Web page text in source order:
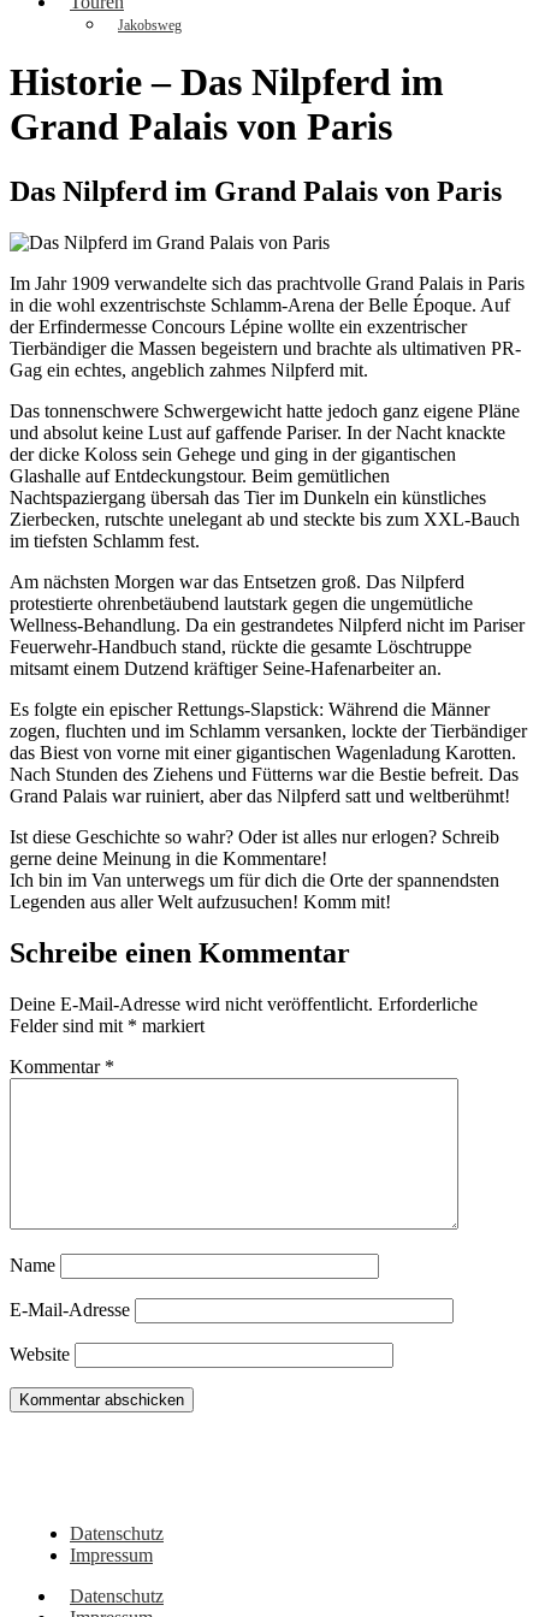
Jakobsweg
Historie – Das Nilpferd im
Grand Palais von Paris
Das Nilpferd im Grand Palais von Paris
Im Jahr 1909 verwandelte sich das prachtvolle Grand Palais in Paris
in die wohl exzentrischste Schlamm-Arena der Belle Époque. Auf
der Erfindermesse Concours Lépine wollte ein exzentrischer
Tierbändiger die Massen begeistern und brachte als ultimativen PR-
Gag ein echtes, angeblich zahmes Nilpferd mit.
Das tonnenschwere Schwergewicht hatte jedoch ganz eigene Pläne
und absolut keine Lust auf gaffende Pariser. In der Nacht knackte
der dicke Koloss sein Gehege und ging in der gigantischen
Glashalle auf Entdeckungstour. Beim gemütlichen
Nachtspaziergang übersah das Tier im Dunkeln ein künstliches
Zierbecken, rutschte unelegant ab und steckte bis zum XXL-Bauch
im tiefsten Schlamm fest.
Am nächsten Morgen war das Entsetzen groß. Das Nilpferd
protestierte ohrenbetäubend lautstark gegen die ungemütliche
Wellness-Behandlung. Da ein gestrandetes Nilpferd nicht im Pariser
Feuerwehr-Handbuch stand, rückte die gesamte Löschtruppe
mitsamt einem Dutzend kräftiger Seine-Hafenarbeiter an.
Es folgte ein epischer Rettungs-Slapstick: Während die Männer
zogen, fluchten und im Schlamm versanken, lockte der Tierbändiger
das Biest von vorne mit einer gigantischen Wagenladung Karotten.
Nach Stunden des Ziehens und Fütterns war die Bestie befreit. Das
Grand Palais war ruiniert, aber das Nilpferd satt und weltberühmt!
Ist diese Geschichte so wahr? Oder ist alles nur erlogen? Schreib
gerne deine Meinung in die Kommentare!
Ich bin im Van unterwegs um für dich die Orte der spannendsten
Legenden aus aller Welt aufzusuchen! Komm mit!
Schreibe einen Kommentar
Deine E-Mail-Adresse wird nicht veröffentlicht. Erforderliche
Felder sind mit * markiert
Kommentar *
Name
E-Mail-Adresse
Website
Datenschutz
Impressum
Datenschutz